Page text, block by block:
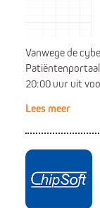
Vanwege de
20:00 uur uit
Lees meer